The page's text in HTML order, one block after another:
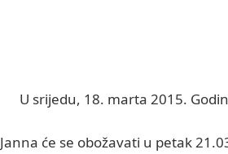
U srijedu, 18. marta 2015.
Janna će se obožavati u petak